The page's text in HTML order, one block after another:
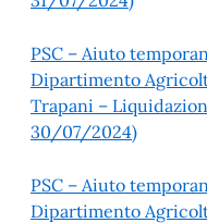
PSC – Aiuto
Dipartimento
Trapani –
30/07/2024)
PSC – Aiuto
Dipartimento